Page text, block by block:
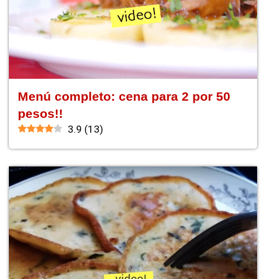
Menú completo: cena para 2 por 50
pesos!!
3.9 (13)